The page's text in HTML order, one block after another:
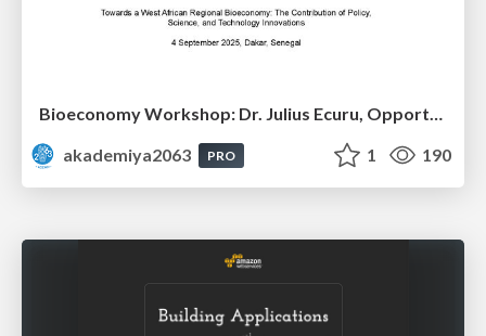
akademiya2063
PRO 1 190